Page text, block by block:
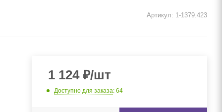
Артикул: 1-1379.423
1 124₽/шт
Доступно для заказа: 64